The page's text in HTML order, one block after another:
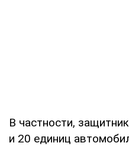
В частности,
и 20 единиц